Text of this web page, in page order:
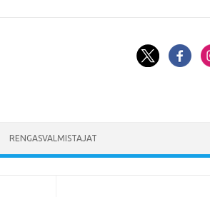
RENGASVALMISTAJAT